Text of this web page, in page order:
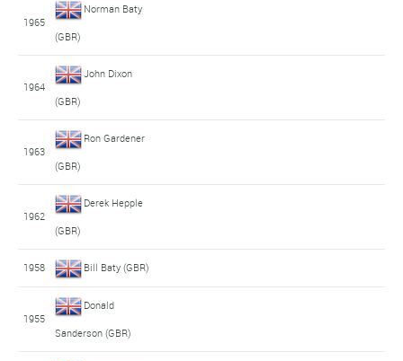
1965
Norman Baty
(GBR)
1964
John Dixon
(GBR)
1963
Ron Gardener
(GBR)
1962
Derek Hepple
(GBR)
1958 Bill Baty (GBR)
1955
Donald
Sanderson (GBR)